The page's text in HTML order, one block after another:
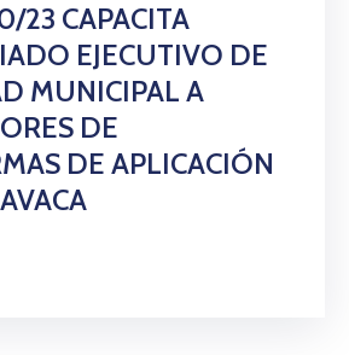
23 CAPACITA
EJECUTIVO DE
MUNICIPAL A
DE
DE APLICACIÓN